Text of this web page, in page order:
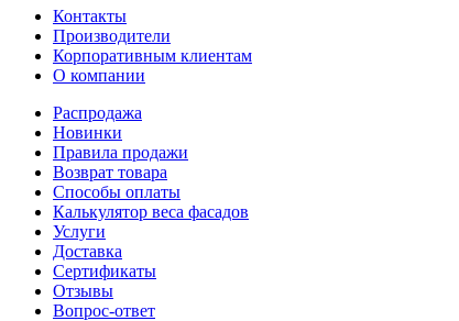
Контакты
Производители
Корпоративным клиентам
О компании
Распродажа
Новинки
Правила продажи
Возврат товара
Способы оплаты
Калькулятор веса фасадов
Услуги
Доставка
Сертификаты
Отзывы
Вопрос-ответ